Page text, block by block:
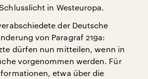
in Westeuropa.
der Deutsche
von Paragraf 219a:
dürfen nun mitteilen, wenn in
vorgenommen werden. Für
etwa über die